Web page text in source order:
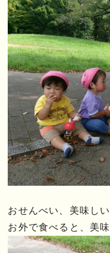
おせんべい、美味し
お外で食べると、美